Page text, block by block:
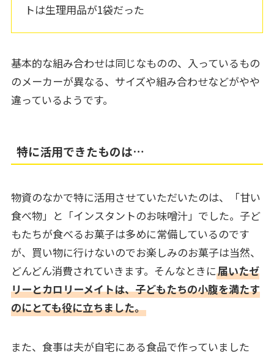
トは生理用品が1袋だった
基本的な組み合わせは同じなものの、入っているもの
のメーカーが異なる、サイズや組み合わせなどがやや
違っているようです。
特に活用できたものは…
物資のなかで特に活用させていただいたのは、「甘い
食べ物」と「インスタントのお味噌汁」でした。子ど
もたちが食べるお菓子は多めに常備しているのです
が、買い物に行けないのでお楽しみのお菓子は当然、
どんどん消費されていきます。そんなときに届いたゼ
リーとカロリーメイトは、子どもたちの小腹を満たす
のにとても役に立ちました。
また、食事は夫が自宅にある食品で作っていました